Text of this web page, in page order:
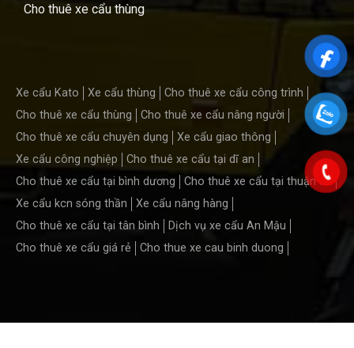
Cho thuê xe cẩu thùng
Xe cẩu Kato Xe cẩu thùng
Cho thuê xe cẩu công trình
Cho thuê xe cẩu thùng
Cho thuê xe cẩu nâng người
Cho thuê xe cẩu chuyên dụng
Xe cẩu giao thông
Xe cẩu công nghiệp
Cho thuê xe cẩu tại dĩ an
Cho thuê xe cẩu tại bình dương
Cho thuê xe cẩu tại thuận an
Xe cẩu kcn sóng thần
Xe cẩu nâng hàng
Cho thuê xe cẩu tại tân bình
Dịch vụ xe cẩu An Mậu
Cho thuê xe cẩu giá rẻ
Cho thue xe cau binh duong